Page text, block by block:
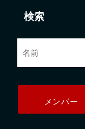
検索
メンバー